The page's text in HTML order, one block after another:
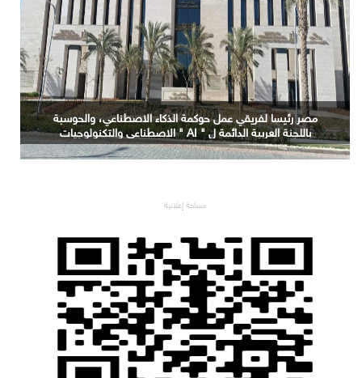
مصر رئيسا لفريقي عمل حوكمة الذكاء الاصطناعي، والحوسبة
باللجنة العربية الدائمة ل " AI " الاصطناعي والتكنولوجيات
البازغة بمجلس الوزراء العرب للاتصالات
مساحة إعلانية